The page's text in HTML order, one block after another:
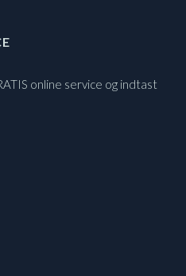
online service og indtast